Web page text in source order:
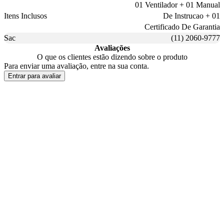
Itens Inclusos
01 Ventilador + 01 Manual
De Instrucao + 01
Certificado De Garantia
Sac
(11) 2060-9777
Avaliações
O que os clientes estão dizendo sobre o produto
Para enviar uma avaliação, entre na sua conta.
Entrar para avaliar